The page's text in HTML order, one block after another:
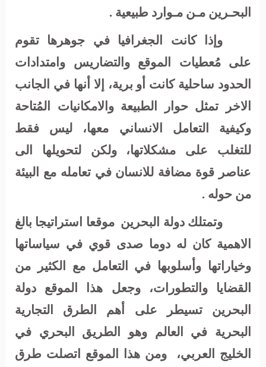
البحـرين مـن مـوارد طبيعية .
وإذاكانت الجغرافيا في جوهرها تقوم
على مُعطيات الموقع والتضاريس وامتدادات
الحدود ساحلية كانت أو برية، إلا أنها في الجانب
الاخر تمثل حوار الطبيعة والامكانيات المُتاحة
وكيفية التعامل الانساني معها، ليس فقط
للتغلب على مشكلاتها، ولكن لتحويلها الى
عناصر قوة مضافة للانسان في تعامله مع البيئة
من حوله .
وتمتلك دولة البحرين موقعا استراتيجا بالغ
الاهمية كان له دوما صدى قوي في سياساتها
وخياراتها وأسلوبها في التعامل مع الكثير من
القضايا والتطورات، وجعل هذا الموقع دولة
البحرين تسيطر على أهم الطرق التجارية
البحرية في العالم وهو الطريق البحري في
الخليج العربي،
ومن هذا الموقع اتصلت طرق